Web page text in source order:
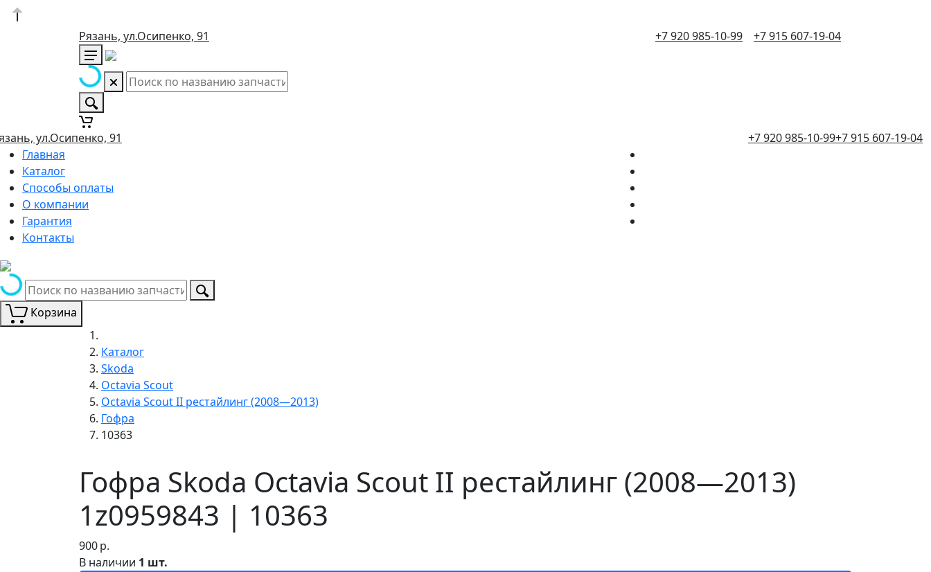
Рязань, ул.Осипенко, 91 +7 920 985-10-99 +7 915 607-19-04
ул.Осипенко, 91 +7 920 985-10-99+7 915 607-19-04
Главная
Каталог
Способы оплаты
О компании
Гарантия
Контакты
Корзина
Каталог
Skoda
Octavia Scout
Octavia Scout II рестайлинг (2008—2013)
Гофра
10363
Гофра Skoda Octavia Scout II рестайлинг (2008—2013)
1z0959843 | 10363
900р.
В наличии 1 шт.